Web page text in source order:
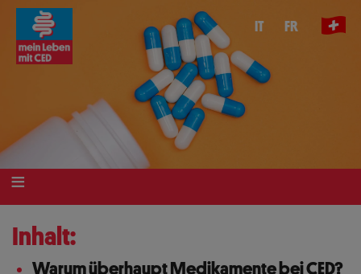
Direkt
Inhalt
IT FR
Inhalt:
Warum überhaupt Medikamente bei CED?